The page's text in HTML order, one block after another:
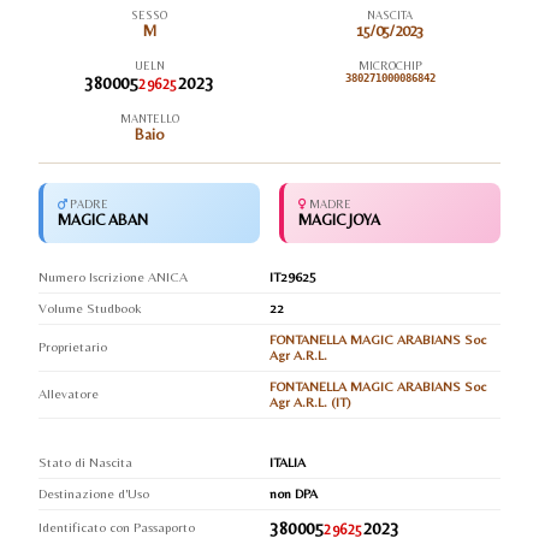
SESSO
M
NASCITA
15/05/2023
UELN
380005296252023
MICROCHIP
380271000086842
MANTELLO
Baio
PADRE
MAGIC ABAN
MADRE
MAGIC JOYA
Numero Iscrizione ANICA
IT29625
Volume Studbook
22
Proprietario
FONTANELLA MAGIC ARABIANS Soc
Agr A.R.L.
Allevatore
FONTANELLA MAGIC ARABIANS Soc
Agr A.R.L. (IT)
Stato di Nascita
ITALIA
Destinazione d'Uso
non DPA
Identificato con Passaporto 380005296252023